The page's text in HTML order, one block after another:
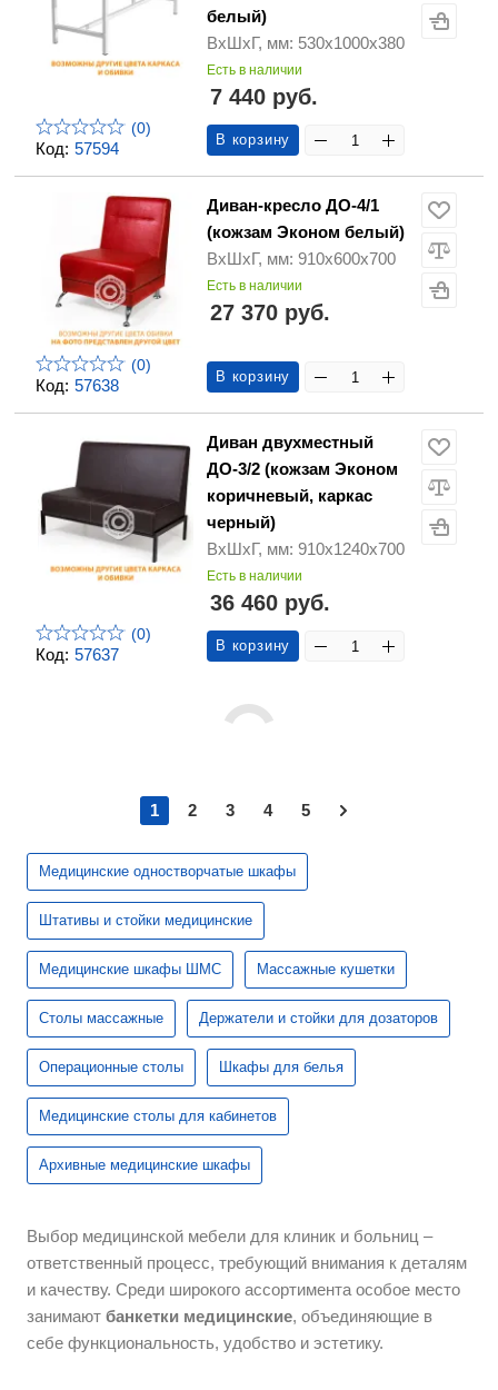
Код: 57594
(0)
белый)
ВхШхГ, мм: 530х1000х380
Есть в наличии
7 440 руб.
В корзину
Код: 57638
(0)
Диван-кресло ДО-4/1
(кожзам Эконом белый)
ВхШхГ, мм: 910х600х700
Есть в наличии
27 370 руб.
В корзину
Код: 57637
(0)
Диван двухместный
ДО-3/2 (кожзам Эконом
коричневый, каркас
черный)
ВхШхГ, мм: 910х1240х700
Есть в наличии
36 460 руб.
В корзину
1 2 3 4 5
Медицинские одностворчатые шкафы
Штативы и стойки медицинские
Медицинские шкафы ШМС Массажные кушетки
Столы массажные Держатели и стойки для дозаторов
Операционные столы Шкафы для белья
Медицинские столы для кабинетов
Архивные медицинские шкафы
Выбор медицинской мебели для клиник и больниц –
ответственный процесс, требующий внимания к деталям
и качеству. Среди широкого ассортимента особое место
занимаютбанкетки медицинские, объединяющие в
себе функциональность, удобство и эстетику.